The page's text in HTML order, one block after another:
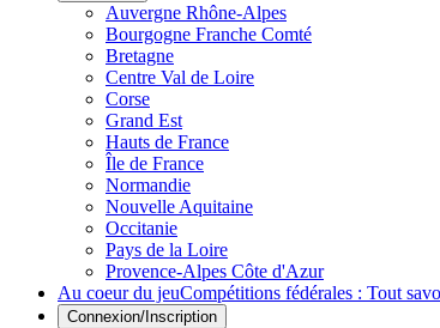
Auvergne Rhône-Alpes
Bourgogne Franche Comté
Bretagne
Centre Val de Loire
Corse
Grand Est
Hauts de France
Île de France
Normandie
Nouvelle Aquitaine
Occitanie
Pays de la Loire
Provence-Alpes Côte d'Azur
Au coeur du jeuCompétitions fédérales : Tout
Connexion/Inscription